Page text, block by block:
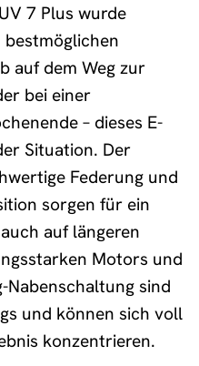
7 Plus wurde
auf dem Weg zur
bei einer
– dieses E-
Situation. Der
Federung und
sorgen für ein
auf längeren
Motors und
Nabenschaltung sind
und können sich voll
konzentrieren.